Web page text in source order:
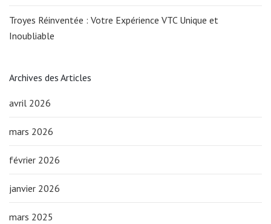
Troyes Réinventée : Votre Expérience VTC Unique et
Inoubliable
Archives des Articles
avril 2026
mars 2026
février 2026
janvier 2026
mars 2025